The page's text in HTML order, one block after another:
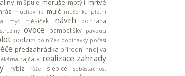
mišpule moruše motýli mrtvé
muchovník mulč mučenka pletní
myš měsíček návrh
ochrana
ovoce pampelišky pavouci
podzim polníček popínavky počasí
předzahrádka přírodní hnojiva
rajčata realizace zahrady
rybíz růže slepice
soběstačnost